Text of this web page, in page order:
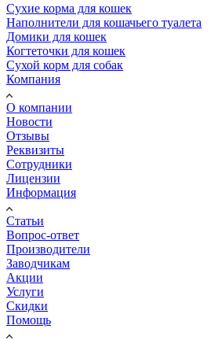
Сухие корма для кошек
Наполнители для кошачьего туалета
Домики для кошек
Когтеточки для кошек
Сухой корм для собак
Компания
О компании
Новости
Отзывы
Реквизиты
Сотрудники
Лицензии
Информация
Статьи
Вопрос-ответ
Производители
Заводчикам
Акции
Услуги
Скидки
Помощь